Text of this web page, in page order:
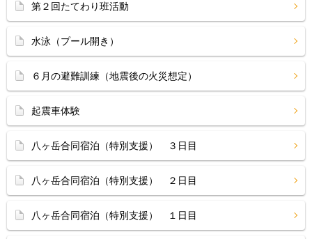
第２回たてわり班活動
水泳（プール開き）
６月の避難訓練（地震後の火災想定）
起震車体験
八ヶ岳合同宿泊（特別支援） ３日目
八ヶ岳合同宿泊（特別支援） ２日目
八ヶ岳合同宿泊（特別支援） １日目